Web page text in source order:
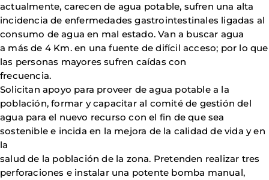
actualmente, carecen de agua potable, sufren una alta
incidencia de enfermedades gastrointestinales ligadas al
consumo de agua en mal estado. Van a buscar agua
a más de 4 Km. en una fuente de difícil acceso; por lo que
las personas mayores sufren caídas con
frecuencia.
Solicitan apoyo para proveer de agua potable a la
población, formar y capacitar al comité de gestión del
agua para el nuevo recurso con el fin de que sea
sostenible e incida en la mejora de la calidad de vida y en
la
salud de la población de la zona. Pretenden realizar tres
perforaciones e instalar una potente bomba manual,